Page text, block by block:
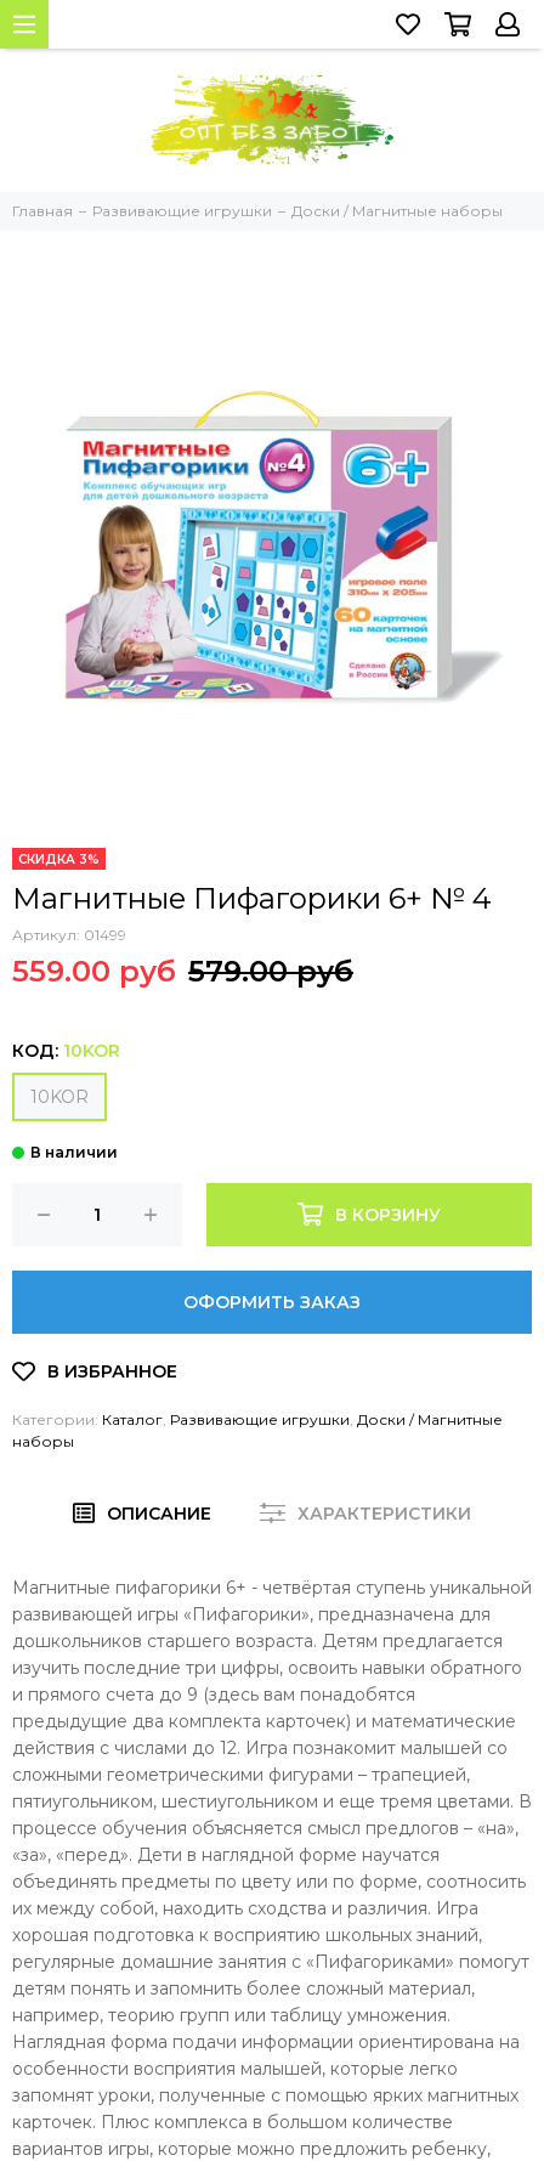
Главная Развивающие игрушки Доски / Магнитные наборы
СКИДКА 3%
Магнитные Пифагорики 6+ № 4
Артикул: 01499
559.00 руб 579.00 руб
КОД: 10KOR
10KOR
В КОРЗИНУ
ОФОРМИТЬ ЗАКАЗ
Категории: Каталог Развивающие игрушки Доски / Магнитные
наборы
ОПИСАНИЕ ХАРАКТЕРИСТИКИ
Магнитные пифагорики 6+ - четвёртая ступень уникальной
развивающей игры «Пифагорики», предназначена для
дошкольников старшего возраста. Детям предлагается
изучить последние три цифры, освоить навыки обратного
и прямого счета до 9 (здесь вам понадобятся
предыдущие два комплекта карточек) и математические
действия с числами до 12. Игра познакомит малышей со
сложными геометрическими фигурами – трапецией,
пятиугольником, шестиугольником и еще тремя цветами. В
процессе обучения объясняется смысл предлогов – «на»,
«за», «перед». Дети в наглядной форме научатся
объединять предметы по цвету или по форме, соотносить
их между собой, находить сходства и различия. Игра
хорошая подготовка к восприятию школьных знаний,
регулярные домашние занятия с «Пифагориками» помогут
детям понять и запомнить более сложный материал,
например, теорию групп или таблицу умножения.
Наглядная форма подачи информации ориентирована на
особенности восприятия малышей, которые легко
запомнят уроки, полученные с помощью ярких магнитных
карточек. Плюс комплекса в большом количестве
вариантов игры, которые можно предложить ребенку,